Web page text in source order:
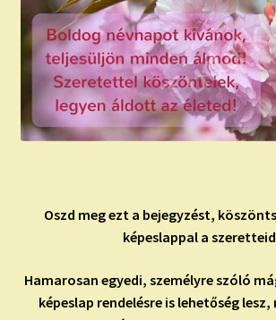
Oszd meg ezt a bejegyzést,
képeslappal a
Hamarosan egyedi, személyre szóló
képeslap rendelésre is lehetőség